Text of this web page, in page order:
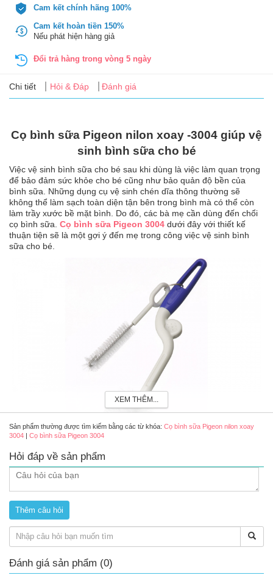
nhà
Tin
Cam kết chính hãng 100%
Cam kết hoàn tiền 150%
Nếu phát hiện hàng giả
Đổi trả hàng trong vòng 5 ngày
Chi tiết Hỏi & Đáp Đánh giá
Cọ bình sữa Pigeon nilon xoay -3004 giúp vệ
sinh bình sữa cho bé
Việc vệ sinh bình sữa cho bé sau khi dùng là việc làm quan trọng
để bảo đảm sức khỏe cho bé cũng như bảo quản độ bền của
bình sữa. Những dụng cụ vệ sinh chén dĩa thông thường sẽ
không thể làm sạch toàn diện tận bên trong bình mà có thể còn
làm trầy xước bề mặt bình. Do đó, các bà mẹ cần dùng đến chổi
cọ bình sữa. Cọ bình sữa Pigeon 3004 dưới đây với thiết kế
thuận tiện sẽ là một gợi ý đến mẹ trong công việc vệ sinh bình
sữa cho bé.
Đặc điểm nổi bật của cọ bình sữa Pigeon 3004
1. Chất liệu an toàn
Cọ bình sữa Pigeon 3004 có đầu cọ là những sợi nhựa nilon
XEM THÊM...
Sản phẩm thường được tìm kiếm bằng các từ khóa: Cọ bình sữa Pigeon nilon xoay
3004 | Cọ bình sữa Pigeon 3004
Hỏi đáp về sản phẩm
Đánh giá sản phẩm (0)